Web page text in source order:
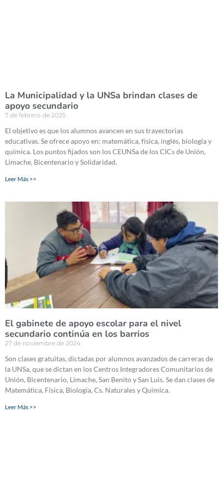
La Municipalidad y la UNSa brindan clases de
apoyo secundario
7 de febrero de 2025
El objetivo es que los alumnos avancen en sus trayectorias
educativas. Se ofrece apoyo en: matemática, física, inglés, biología y
química. Los puntos fijados son los CEUNSa de los CICs de Unión,
Limache, Bicentenario y Solidaridad.
Leer Más >>
El gabinete de apoyo escolar para el nivel
secundario continúa en los barrios
27 de noviembre de 2024
Son clases gratuitas, dictadas por alumnos avanzados de carreras de
la UNSa, que se dictan en los Centros Integradores Comunitarios de
Unión, Bicentenario, Limache, San Benito y San Luis. Se dan clases de
Matemática, Física, Biología, Cs. Naturales y Química.
Leer Más >>